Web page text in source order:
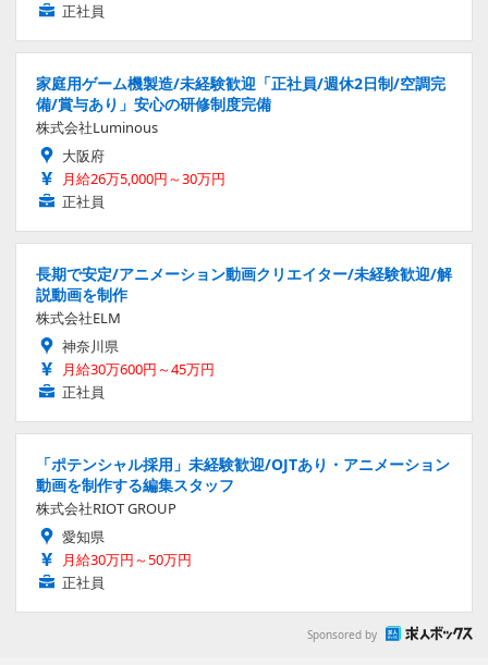
正社員
家庭用ゲーム機製造/未経験歓迎「正社員/週休2日制/空調完
備/賞与あり」安心の研修制度完備
株式会社Luminous
大阪府
月給26万5,000円～30万円
正社員
長期で安定/アニメーション動画クリエイター/未経験歓迎/解
説動画を制作
株式会社ELM
神奈川県
月給30万600円～45万円
正社員
「ポテンシャル採用」未経験歓迎/OJTあり・アニメーション
動画を制作する編集スタッフ
株式会社RIOT GROUP
愛知県
月給30万円～50万円
正社員
Sponsored by